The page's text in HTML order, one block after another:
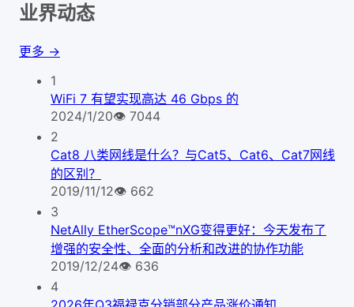
业界动态
更多 →
1
WiFi 7 有望实现高达 46 Gbps 的
2024/1/20👁 7044
2
Cat8 八类网线是什么？与Cat5、Cat6、Cat7网线
的区别？
2019/11/12👁 662
3
NetAlly EtherScope™nXG变得更好：今天发布了
增强的安全性、全面的分析和改进的协作功能
2019/12/24👁 636
4